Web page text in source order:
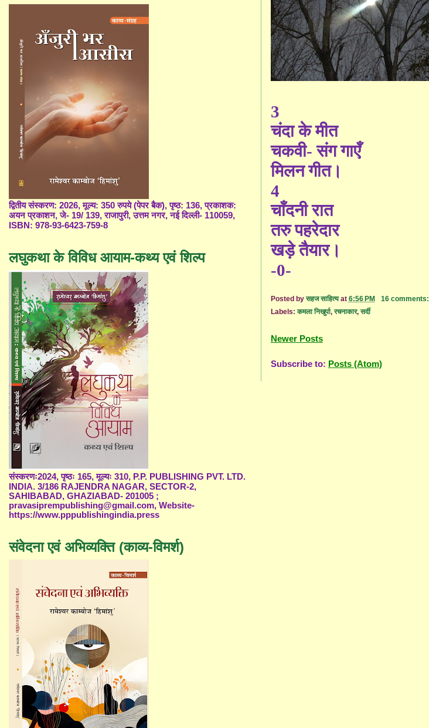
3
चंदा के मीत
चकवी- संग गाएँ
मिलन गीत।
4
चाँदनी रात
तरु पहरेदार
खड़े तैयार।
-0-
Posted byसहज साहित्य at 6:56 PM
16 comments:
Labels:कमला निखुर्पा,रचनाकार,सर्दी
Newer Posts
Subscribe to: Posts (Atom)
द्वितीय संस्करण: 2026, मूल्य: 350 रुपये (पेपर बैक), पृष्ठ: 136, प्रकाशक:
अयन प्रकाशन, जे- 19/ 139, राजापुरी, उत्तम नगर, नई दिल्ली- 110059,
ISBN: 978-93-6423-759-8
लघुकथा के विविध आयाम-कथ्य एवं शिल्प
संस्करणः2024, पृष्ठः 165, मूल्यः 310, P.P. PUBLISHING PVT. LTD.
INDIA. 3/186 RAJENDRA NAGAR, SECTOR-2,
SAHIBABAD, GHAZIABAD- 201005 ;
pravasiprempublishing@gmail.com, Website-
https://www.pppublishingindia.press
संवेदना एवं अभिव्यक्ति (काव्य-विमर्श)